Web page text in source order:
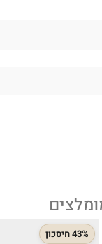
43% חיסכון